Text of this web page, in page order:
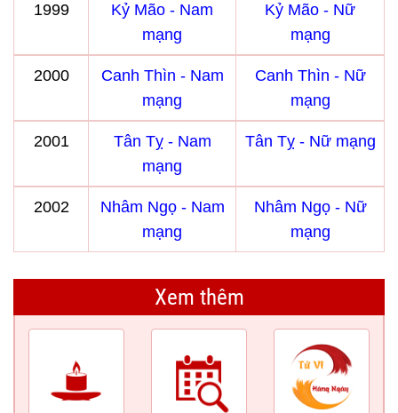
1999
Kỷ Mão - Nam
mạng
Kỷ Mão - Nữ
mạng
2000
Canh Thìn - Nam
mạng
Canh Thìn - Nữ
mạng
2001
Tân Tỵ - Nam
mạng
Tân Tỵ - Nữ mạng
2002
Nhâm Ngọ - Nam
mạng
Nhâm Ngọ - Nữ
mạng
Xem thêm